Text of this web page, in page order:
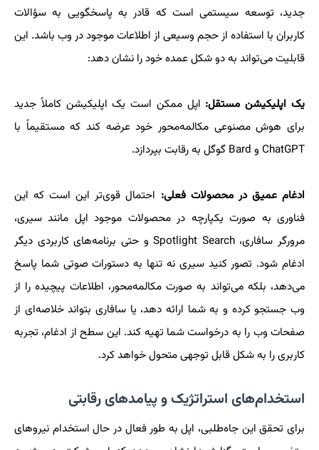
جدید، توسعه سیستمی است که قادر به پاسخگویی به سؤالات
کاربران با استفاده از حجم وسیعی از اطلاعات موجود در وب باشد. این
قابلیت می‌تواند به دو شکل عمده خود را نشان دهد:
یک اپلیکیشن مستقل: اپل ممکن است یک اپلیکیشن کاملاً جدید
برای هوش مصنوعی مکالمه‌محور خود عرضه کند که مستقیماً با
ChatGPT و Bard گوگل به رقابت بپردازد.
ادغام عمیق در محصولات فعلی: احتمال قوی‌تر این است که این
فناوری به صورت یکپارچه در محصولات موجود اپل مانند سیری،
مرورگر سافاری، Spotlight Search و حتی برنامه‌های کاربردی دیگر
ادغام شود. تصور کنید سیری نه تنها به دستورات صوتی شما پاسخ
می‌دهد، بلکه می‌تواند به صورت مکالمه‌محور، اطلاعات پیچیده را از
وب جستجو کرده و به شما ارائه دهد، یا سافاری بتواند خلاصه‌ای از
صفحات وب را به درخواست شما تهیه کند. این سطح از ادغام، تجربه
کاربری را به شکل قابل توجهی متحول خواهد کرد.
استخدام‌های استراتژیک و پیامدهای رقابتی
برای تحقق این جاه‌طلبی، اپل به طور فعال در حال استخدام نیروهای